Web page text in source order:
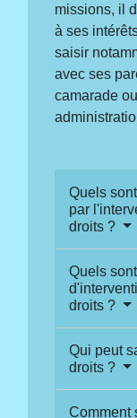
missions, il
à ses
saisir
avec ses
camarade
Quels
par
droits ?
Quels
droits ?
Qui peut
droits ?
Comment